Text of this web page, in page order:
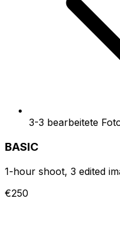
3-3 bearbeitete
BASIC
1-hour shoot, 3 edited
€250